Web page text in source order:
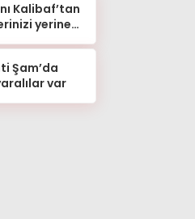
Kalibaf’tan
yerine
Şam’da
var